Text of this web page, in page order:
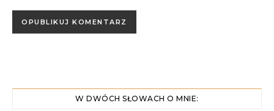
W DWÓCH SŁOWACH O MNIE: